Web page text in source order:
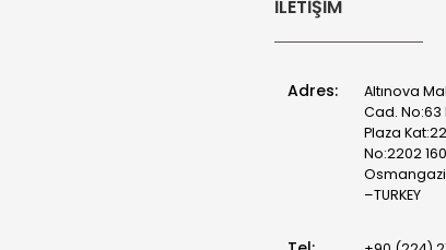
İLETIŞIM
Adres:
Altınova
Cad. No:63
Plaza Kat:22
No:2202
–TURKEY